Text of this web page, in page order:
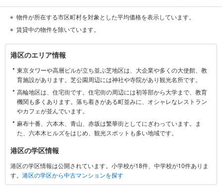
物件が所在する市区町村を対象とした平均価格を表示しています。
賃貸中の物件を除いています。
港
区
に
す
る
情
報
港区のエリア情報
東京タワーや高層ビルが立ち並ぶ芝地区は、大企業や多くの大使館、教
育施設があります。芝公園周辺には神社や寺院があり観光名所です。
高輪地区は、住宅街です。住宅街の周辺には初等部から大学まで、教育
機関も多くあります。落ち着きがある町並みに、オシャレなレストラン
やカフェが並んでいます。
麻布十番、六本木、青山、赤坂は繁華街としてにぎわっています。ま
た、六本木ヒルズをはじめ、観光スポットも多い地域です。
港区の学区情報
港区の学区情報は公開されています。小学校が18件、中学校が10件ありま
す。 港区の学区から中古マンションを探す